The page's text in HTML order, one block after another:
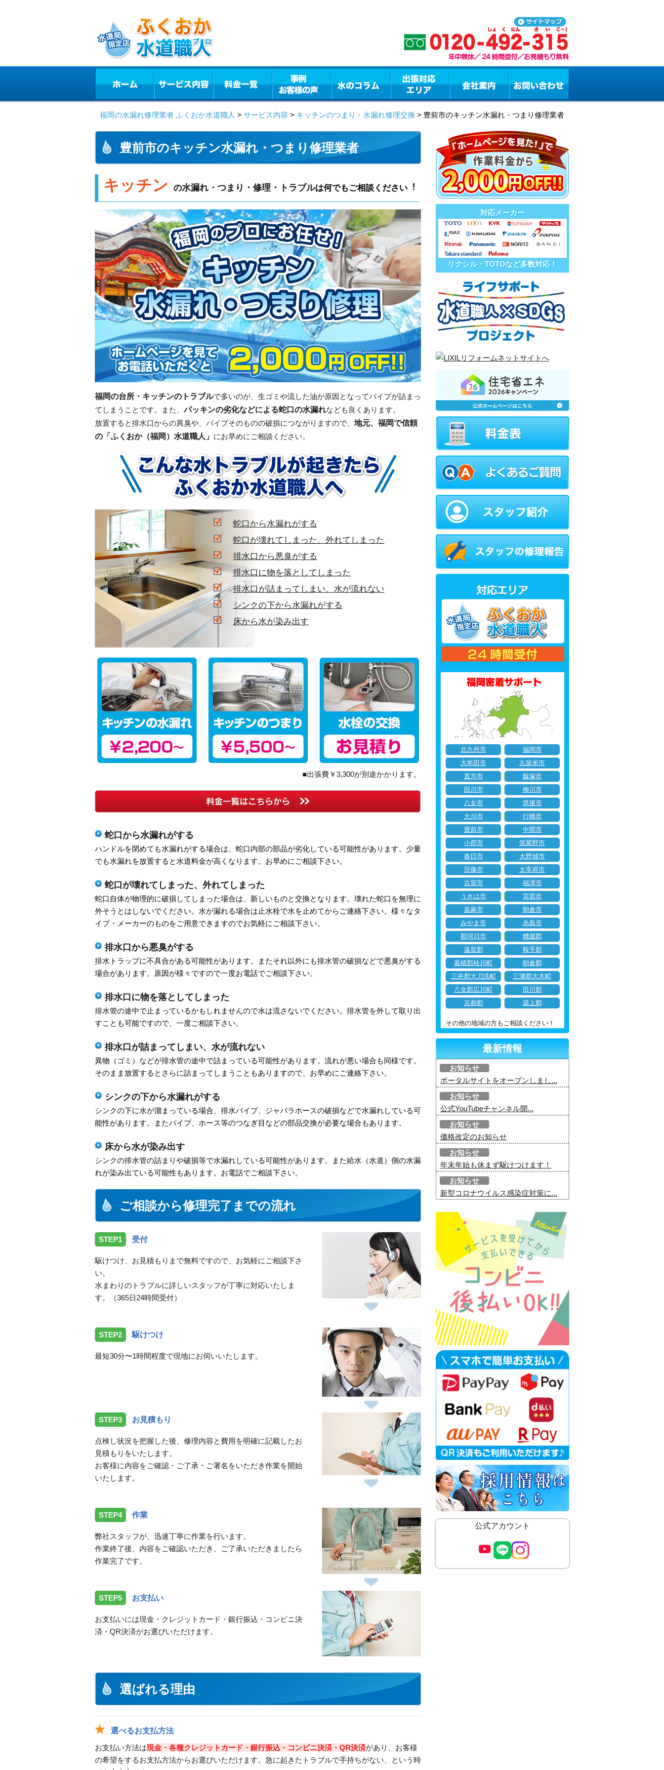
福岡の水漏れ修理業者 ふくおか水道職人 > サービス内容 > キッチンのつまり・水漏れ修理交換 > 豊前市のキッチン水漏れ・つまり修理業者
豊前市のキッチン水漏れ・つまり修理業者
キッチン の水漏れ・つまり・修理・トラブルは何でもご相談ください︕
福岡の台所・キッチンのトラブルで多いのが、生ゴミや流した油が原因となってパイプが詰まっ
てしまうことです。また、パッキンの劣化などによる蛇口の水漏れなども良くあります。
放置すると排水口からの異臭や、パイプそのものの破損につながりますので、 地元、福岡で信頼
の「ふくおか（福岡）水道職人」 にお早めにご相談ください。
蛇口から水漏れがする
蛇口が壊れてしまった、外れてしまった
排水口から悪臭がする
排水口に物を落としてしまった
排水口が詰まってしまい、水が流れない
シンクの下から水漏れがする
床から水が染み出す
■出張費￥3,300が別途かかります。
蛇口から水漏れがする
ハンドルを閉めても水漏れがする場合は、蛇口内部の部品が劣化している可能性があります。少量
でも水漏れを放置すると水道料金が高くなります。お早めにご相談下さい。
蛇口が壊れてしまった、外れてしまった
蛇口自体が物理的に破損してしまった場合は、新しいものと交換となります。壊れた蛇口を無理に
外そうとはしないでください。水が漏れる場合は止水栓で水を止めてからご連絡下さい。様々なタ
イプ・メーカーのものをご用意できますのでお気軽にご相談下さい。
排水口から悪臭がする
排水トラップに不具合がある可能性があります。またそれ以外にも排水管の破損などで悪臭がする
場合があります。原因が様々ですので一度お電話でご相談下さい。
排水口に物を落としてしまった
排水管の途中で止まっているかもしれませんので水は流さないでください。排水管を外して取り出
すことも可能ですので、一度ご相談下さい。
排水口が詰まってしまい、水が流れない
異物（ゴミ）などが排水管の途中で詰まっている可能性があります。流れが悪い場合も同様です。
そのまま放置するとさらに詰まってしまうこともありますので、お早めにご連絡下さい。
シンクの下から水漏れがする
シンクの下に水が溜まっている場合、排水パイプ、ジャバラホースの破損などで水漏れしている可
能性があります。またパイプ、ホース等のつなぎ目などの部品交換が必要な場合もあります。
床から水が染み出す
シンクの排水管の詰まりや破損等で水漏れしている可能性があります。また給水（水道）側の水漏
れが染み出ている可能性もあります。お電話でご相談下さい。
ご相談から修理完了までの流れ
STEP1 受付
駆けつけ、お見積もりまで無料ですので、お気軽にご相談下さ
い。
水まわりのトラブルに詳しいスタッフが丁寧に対応いたしま
す。（365日24時間受付）
STEP2 駆けつけ
最短30分〜1時間程度で現地にお伺いいたします。
STEP3 お見積もり
点検し状況を把握した後、修理内容と費用を明確に記載したお
見積もりをいたします。
お客様に内容をご確認・ご了承・ご署名をいただき作業を開始
いたします。
STEP4 作業
弊社スタッフが、迅速丁寧に作業を行います。
作業終了後、内容をご確認いただき、ご了承いただきましたら
作業完了です。
STEP5 お支払い
お支払いには現金・クレジットカード・銀行振込・コンビニ決
済・QR決済がお選びいただけます。
選ばれる理由
選べるお支払方法
お支払い方法は現金・各種クレジットカード・銀行振込・コンビニ決済・QR決済があり、お客様
の希望をするお支払方法からお選びいただけます。急に起きたトラブルで手持ちがない、という時
対応メーカー
リクシル・TOTOなど多数対応！
北九州市
福岡市
大牟田市
久留米市
直方市
飯塚市
田川市
柳川市
八女市
筑後市
大川市
行橋市
豊前市
中間市
小郡市
筑紫野市
春日市
大野城市
宗像市
太宰府市
古賀市
福津市
うきは市
宮若市
嘉麻市
朝倉市
みやま市
糸島市
那珂川市
糟屋郡
遠賀郡
鞍手郡
嘉穂郡桂川町
朝倉郡
三井郡大刀洗町
三潴郡大木町
八女郡広川町
田川郡
京都郡
築上郡
その他の地域の方もご相談ください！
最新情報
お知らせ
ポータルサイトをオープンしまし...
お知らせ
公式YouTubeチャンネル開...
お知らせ
価格改定のお知らせ
お知らせ
年末年始も休まず駆けつけます！
お知らせ
新型コロナウイルス感染症対策に...
公式アカウント